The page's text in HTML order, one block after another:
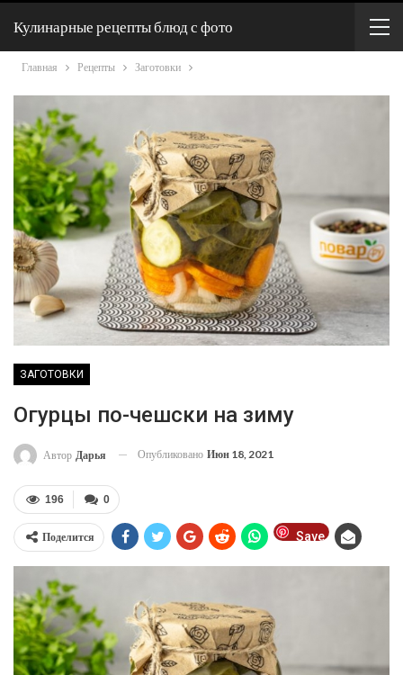
Кулинарные рецепты блюд с фото
Главная Рецепты Заготовки
ЗАГОТОВКИ
Огурцы по-чешски на зиму
Автор Дарья Опубликовано Июн 18, 2021
0
196
Поделится Save